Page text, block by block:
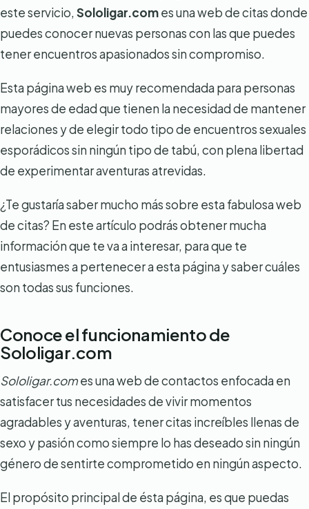
este servicio, Sololigar.comes una web de citas donde
puedes conocer nuevas personas con las que puedes
tener encuentros apasionados sin compromiso.
Esta página web es muy recomendada para personas
mayores de edad que tienen la necesidad de mantener
relaciones y de elegir todo tipo de encuentros sexuales
esporádicos sin ningún tipo de tabú, con plena libertad
de experimentar aventuras atrevidas.
¿Te gustaría saber mucho más sobre esta fabulosa web
de citas? En este artículo podrás obtener mucha
información que te va a interesar, para que te
entusiasmes a pertenecer a esta página y saber cuáles
son todas sus funciones.
Conoce el funcionamiento de
Sololigar.com
Sololigar.comes una web de contactos enfocada en
satisfacer tus necesidades de vivir momentos
agradables y aventuras, tener citas increíbles llenas de
sexo y pasión como siempre lo has deseado sin ningún
género de sentirte comprometido en ningún aspecto.
El propósito principal de ésta página, es que puedas